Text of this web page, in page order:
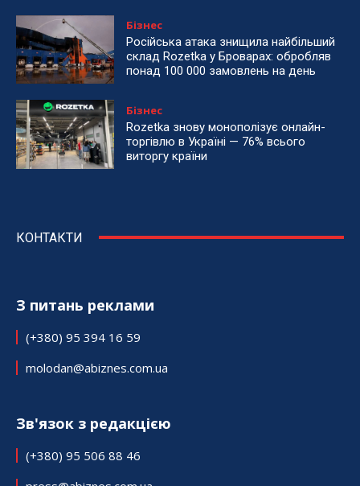
Бізнес
Російська атака знищила найбільший
склад Rozetka у Броварах: обробляв
понад 100 000 замовлень на день
Бізнес
Rozetka знову монополізує онлайн-
торгівлю в Україні — 76% всього
виторгу країни
КОНТАКТИ
З питань реклами
(+380) 95 394 16 59
molodan@abiznes.com.ua
Зв'язок з редакцією
(+380) 95 506 88 46